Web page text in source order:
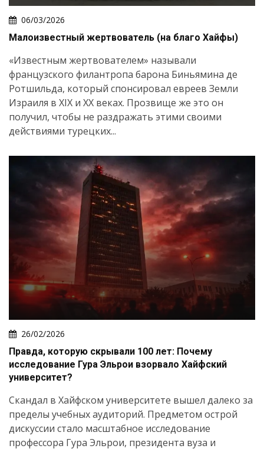
06/03/2026
Малоизвестный жертвователь (на благо Хайфы)
«Известным жертвователем» называли
французского филантропа барона Биньямина де
Ротшильда, который спонсировал евреев Земли
Израиля в XIX и XX веках. Прозвище же это он
получил, чтобы не раздражать этими своими
действиями турецких...
26/02/2026
Правда, которую скрывали 100 лет: Почему
исследование Гура Эльрои взорвало Хайфский
университет?
Скандал в Хайфском университете вышел далеко за
пределы учебных аудиторий. Предметом острой
дискуссии стало масштабное исследование
профессора Гура Эльрои, президента вуза и